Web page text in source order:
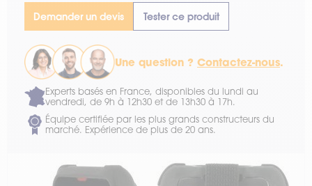
Demander un devis Tester ce produit
Une question ? Contactez-nous.
Experts basés en France, disponibles du lundi au
vendredi, de 9h à 12h30 et de 13h30 à 17h.
Équipe certifiée par les plus grands constructeurs du
marché. Expérience de plus de 20 ans.